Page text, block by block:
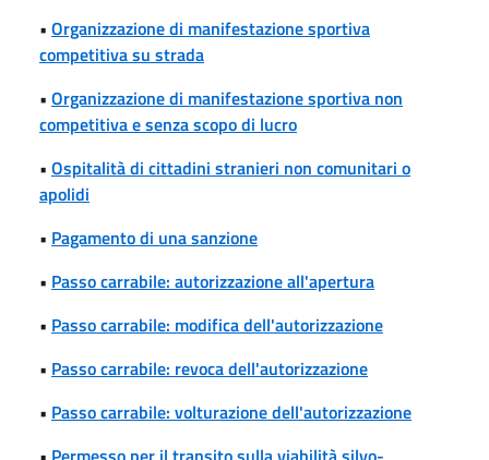
• Organizzazione di manifestazione sportiva
competitiva su strada
• Organizzazione di manifestazione sportiva non
competitiva e senza scopo di lucro
• Ospitalità di cittadini stranieri non comunitari o
apolidi
• Pagamento di una sanzione
• Passo carrabile: autorizzazione all'apertura
• Passo carrabile: modifica dell'autorizzazione
• Passo carrabile: revoca dell'autorizzazione
• Passo carrabile: volturazione dell'autorizzazione